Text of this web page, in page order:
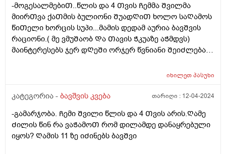
-მოგესალმებიᲗ..წლის და 4 Თვის Ჩემმა Შვილმა
მიირᲗვა ქაᲗმის ბულიონი ᲨუადᲦიᲗ ხოლო საᲦამოს
წიᲗელი ხორცის სუპი...მამის დედამ აურია ბავᲨვის
რაციონი.( მე ვმუᲨაობ Და Თავის Ჭკუაზე აᲭმდვს)
მაინტერესებს ჯერ დᲦეᲨი ორჯერ წვნიანი ᲨეიᲫლება?
ერᲗ დᲦეს არ ვნებს? Ღამე ვნახე მუცელზე წიᲗლად
რეაქცია. ᲦმერᲗმა იცის რამდენი რამ.აᲭამა Ჩემს
იხილეთპასუხი
კატეგორია - ბავშვის კვება თარიღი : 12-04-2024
-გამარჯობა. Ჩემი Შვილი წლის და 4 Თვის არის.Ღამე
Ძილის წინ რა ვაᲭამოᲗ რომ დილამდე დანაყრებული
იყოს? Ღამის 11 ზე იᲫინებს ბავᲨვი